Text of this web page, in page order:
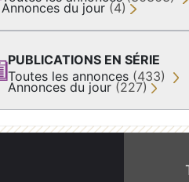
Annonces du jour (4)
PUBLICATIONS EN SÉRIE
Toutes les annonces (433)
Annonces du jour (227)